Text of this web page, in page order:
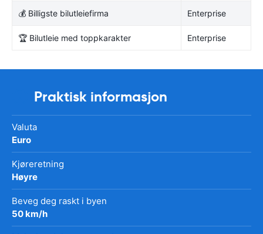
💰 Billigste bilutleiefirma Enterprise
🏆 Bilutleie med toppkarakter Enterprise
Praktisk informasjon
Valuta
Euro
Kjøreretning
Høyre
Beveg deg raskt i byen
50 km/h